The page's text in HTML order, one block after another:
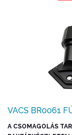
VACS BR0061
A CSOMAGOLÁS